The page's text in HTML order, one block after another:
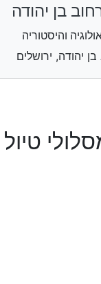
בן יהודה
והיסטוריה
יהודה, ירושלים